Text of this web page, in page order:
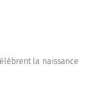
la naissance